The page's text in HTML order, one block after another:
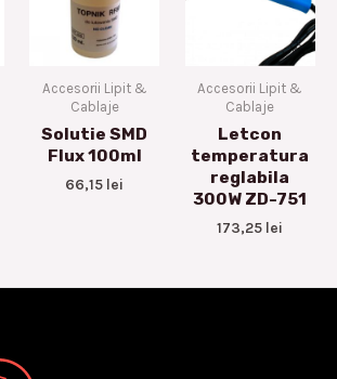
Accesorii Lipit &
Cablaje
Solutie SMD
Flux 100ml
66,15 lei
Accesorii Lipit &
Cablaje
Letcon
temperatura
reglabila
300W ZD-751
173,25 lei